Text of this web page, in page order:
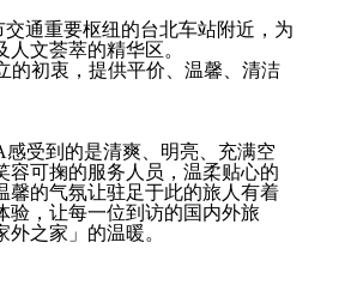
交通重要枢纽的台北车站附近，为
文荟萃的精华区。
的初衷，提供平价、温馨、清洁
的是清爽、明亮、充满空
容可掬的服务人员，温柔贴心的
馨的气氛让驻足于此的旅人有着
验，让每一位到访的国内外旅
之家」的温暖。